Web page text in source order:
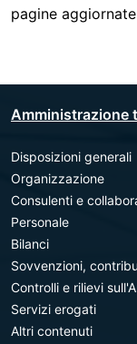
pagine aggiornate
Amministrazione
Disposizioni generali
Organizzazione
Consulenti e
Personale
Bilanci
Sovvenzioni,
Controlli e rilievi
Servizi erogati
Altri contenuti